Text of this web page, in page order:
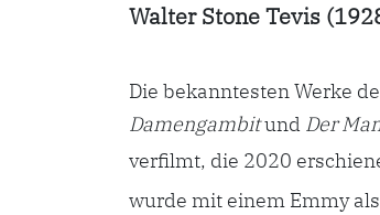
Walter Stone Tevis
Die bekanntesten Werke
Damengambitund Der
verfilmt, die 2020
wurde mit einem Emmy